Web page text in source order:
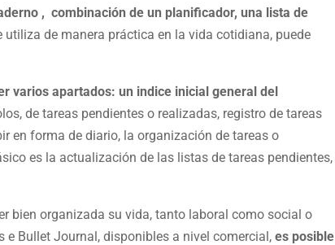
, combinación de un planificador, una lista de
utiliza de manera práctica en la vida cotidiana, puede
varios apartados: un indice inicial general del
de tareas pendientes o realizadas, registro de tareas
en forma de diario, la organización de tareas o
es la actualización de las listas de tareas pendientes,
bien organizada su vida, tanto laboral como social o
e Bullet Journal, disponibles a nivel comercial,es posible